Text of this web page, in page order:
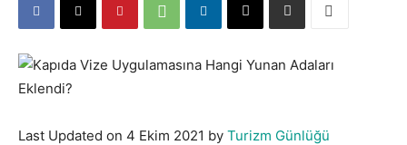
Last Updated on 4 Ekim 2021 by Turizm Günlüğü